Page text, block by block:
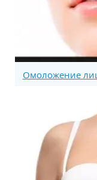
Омоложение